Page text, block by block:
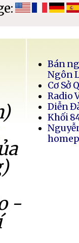
-
Bán
Ngôn
Cơ Sở
Radio
Diễn
Khối